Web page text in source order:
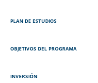
PLAN DE ESTUDIOS
OBJETIVOS DEL PROGRAMA
INVERSIÓN